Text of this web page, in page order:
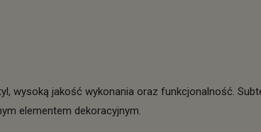
wysoką jakość wykonania oraz funkcjonalność.
elementem dekoracyjnym.